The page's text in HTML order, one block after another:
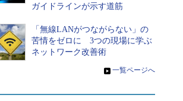
ガイドラインが示す道筋
「無線LANがつながらない」の
苦情をゼロに 3つの現場に学ぶ
ネットワーク改善術
» 一覧ページへ